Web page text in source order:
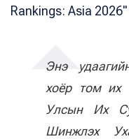
Rankings: Asia
Энэ
хоёр том их
Улсын Их
Шинжлэх